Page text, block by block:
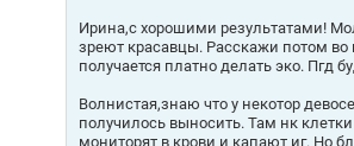
Ирина,с хорошими результатами!
зреют красавцы. Расскажи потом
получается платно делать эко. Пгд
Волнистая,знаю что у некотор
получилось выносить. Там нк
мониторят в крови и капают иг. Но